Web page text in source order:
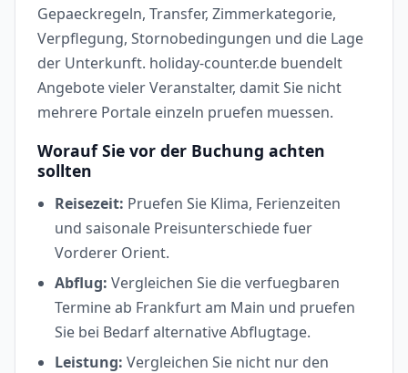
Gepaeckregeln, Transfer, Zimmerkategorie,
Verpflegung, Stornobedingungen und die Lage
der Unterkunft. holiday-counter.de buendelt
Angebote vieler Veranstalter, damit Sie nicht
mehrere Portale einzeln pruefen muessen.
Worauf Sie vor der Buchung achten
sollten
Reisezeit: Pruefen Sie Klima, Ferienzeiten
und saisonale Preisunterschiede fuer
Vorderer Orient.
Abflug: Vergleichen Sie die verfuegbaren
Termine ab Frankfurt am Main und pruefen
Sie bei Bedarf alternative Abflugtage.
Leistung: Vergleichen Sie nicht nur den